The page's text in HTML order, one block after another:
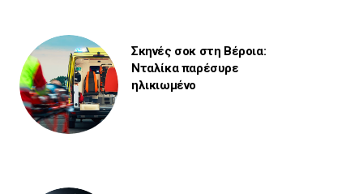
Σκηνές σοκ στη Βέροια:
Νταλίκα παρέσυρε
ηλικιωμένο